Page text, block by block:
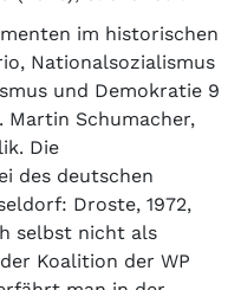
im historischen
Nationalsozialismus
und Demokratie 9
Martin Schumacher,
Die
des deutschen
Droste, 1972,
selbst nicht als
Koalition der WP